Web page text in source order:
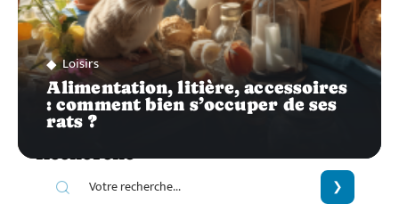
Loisirs
Alimentation, litière, accessoires
: comment bien s’occuper de ses
rats ?
Recherche